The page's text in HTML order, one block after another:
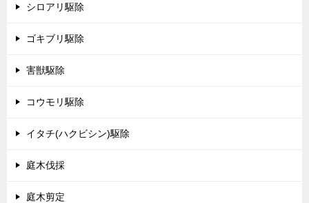
シロアリ駆除
ゴキブリ駆除
害獣駆除
コウモリ駆除
イタチ(ハクビシン)駆除
庭木伐採
庭木剪定